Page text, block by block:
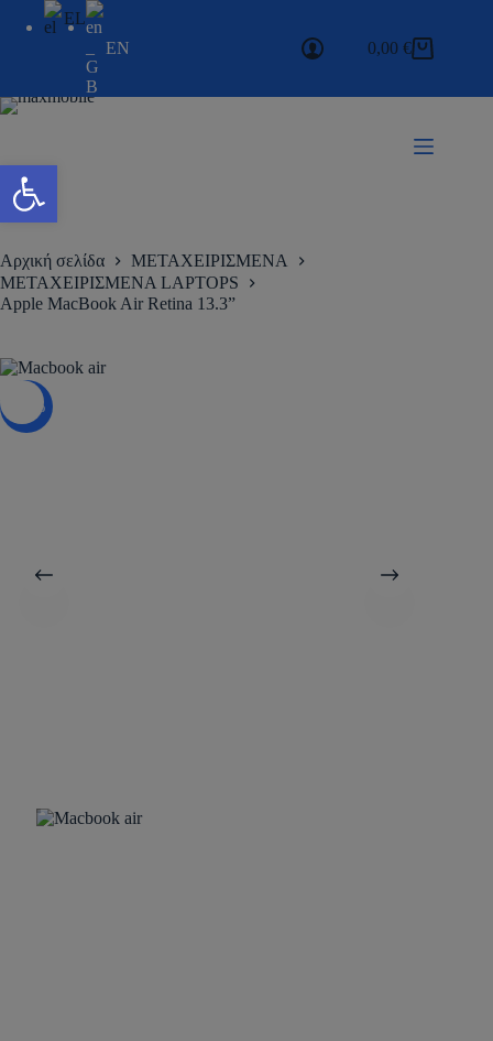
EL
EN
0,00€
Αρχική σελίδα
ΜΕΤΑΧΕΙΡΙΣΜΕΝΑ
ΜΕΤΑΧΕΙΡΙΣΜΕΝΑ LAPTOPS
Apple MacBook Air Retina 13.3”
-21%
Ανοίξτε τη γραμμή εργαλείων